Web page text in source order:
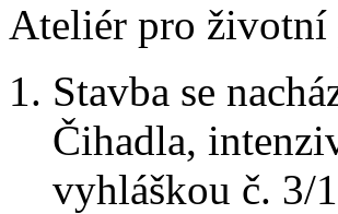
Ateliér pro životní
Stavba se
Čihadla,
vyhláškou č. 3/